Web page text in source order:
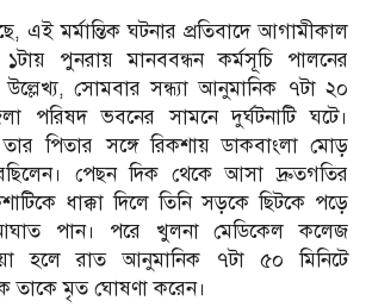
এই মর্মান্তিক ঘটনার প্রতিবাদে আগামীকাল
পুনরায় মানববন্ধন কর্মসূচি পালনের
উল্লেখ্য, সোমবার সন্ধ্যা আনুমানিক ৭টা ২০
পরিষদ ভবনের সামনে দুর্ঘটনাটি ঘটে।
পিতার সঙ্গে রিকশায় ডাকবাংলা মোড়
পেছন দিক থেকে আসা দ্রুতগতির
ধাক্কা দিলে তিনি সড়কে ছিটকে পড়ে
পান। পরে খুলনা মেডিকেল কলেজ
হলে রাত আনুমানিক ৭টা ৫০ মিনিটে
তাকে মৃত ঘোষণা করেন।